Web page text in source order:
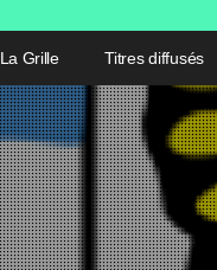
La Grille Titres diffusés